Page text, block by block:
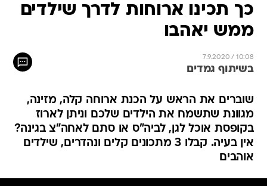
כך תכינו ארוחות לדרך שילדים
ממש יאהבו
7.9.2020 / 10:08
בשיתוף גמדים
שוברים את הראש על הכנת ארוחה קלה, מזינה,
מגוונת שתשמח את הילדים שלכם וניתן לארוז
בקופסת אוכל לגן, לביה"ס או סתם לאחה"צ בגינה?
אין בעיה. קבלו 3 מתכונים קלים ונהדרים, שילדים
אוהבים